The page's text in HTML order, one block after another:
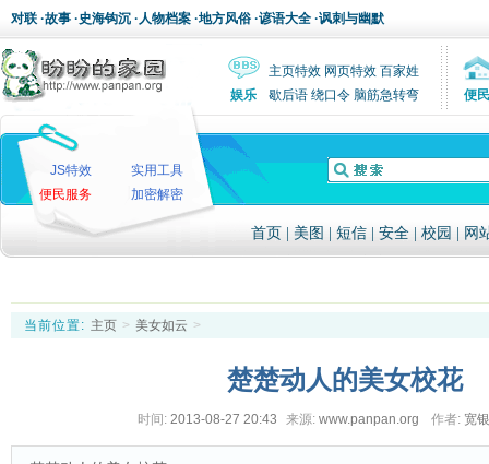
对联 ·故事 ·史海钩沉 ·人物档案 ·地方风俗 ·谚语大全 ·讽刺与幽默
主页特效 网页特效 百家姓
娱乐
歇后语 绕口令 脑筋急转弯 便民
JS特效
实用工具
便民服务
加密解密
首页 美图 短信 安全 校园 网
当前位置: 主页 > 美女如云 >
楚楚动人的美女校花
时间: 2013-08-27 20:43 来源: www.panpan.org 作者: 宽